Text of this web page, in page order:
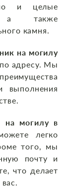
и целые
а также
камня.
на могилу
адресу. Мы
выполнения
на могилу в
легко
того, мы
почту и
что делает